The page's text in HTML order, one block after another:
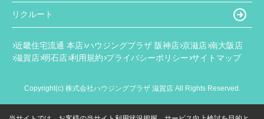
リクルート
近畿住宅流通 本店 ハウジングプラザ 阪神店 京滋店 南大阪店
滋賀店 明石店 利用規約 プライバシーポリシー サイトマップ
Copyright(c) 株式会社ハウジングプラザ 滋賀店 All Rights Reserved.